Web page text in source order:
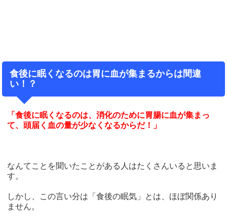
食後に眠くなるのは胃に血が集まるからは間違
い！？
「食後に眠くなるのは、消化のために胃腸に血が集まっ
て、頭届く血の量が少なくなるからだ！」
なんてことを聞いたことがある人はたくさんいると思いま
す。
しかし、この言い分は「食後の眠気」とは、ほぼ関係あり
ません。